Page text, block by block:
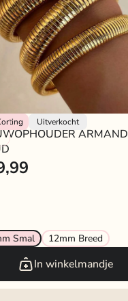
Uitverkocht
ARMAND
Smal 12mm Breed
In winkelmandje